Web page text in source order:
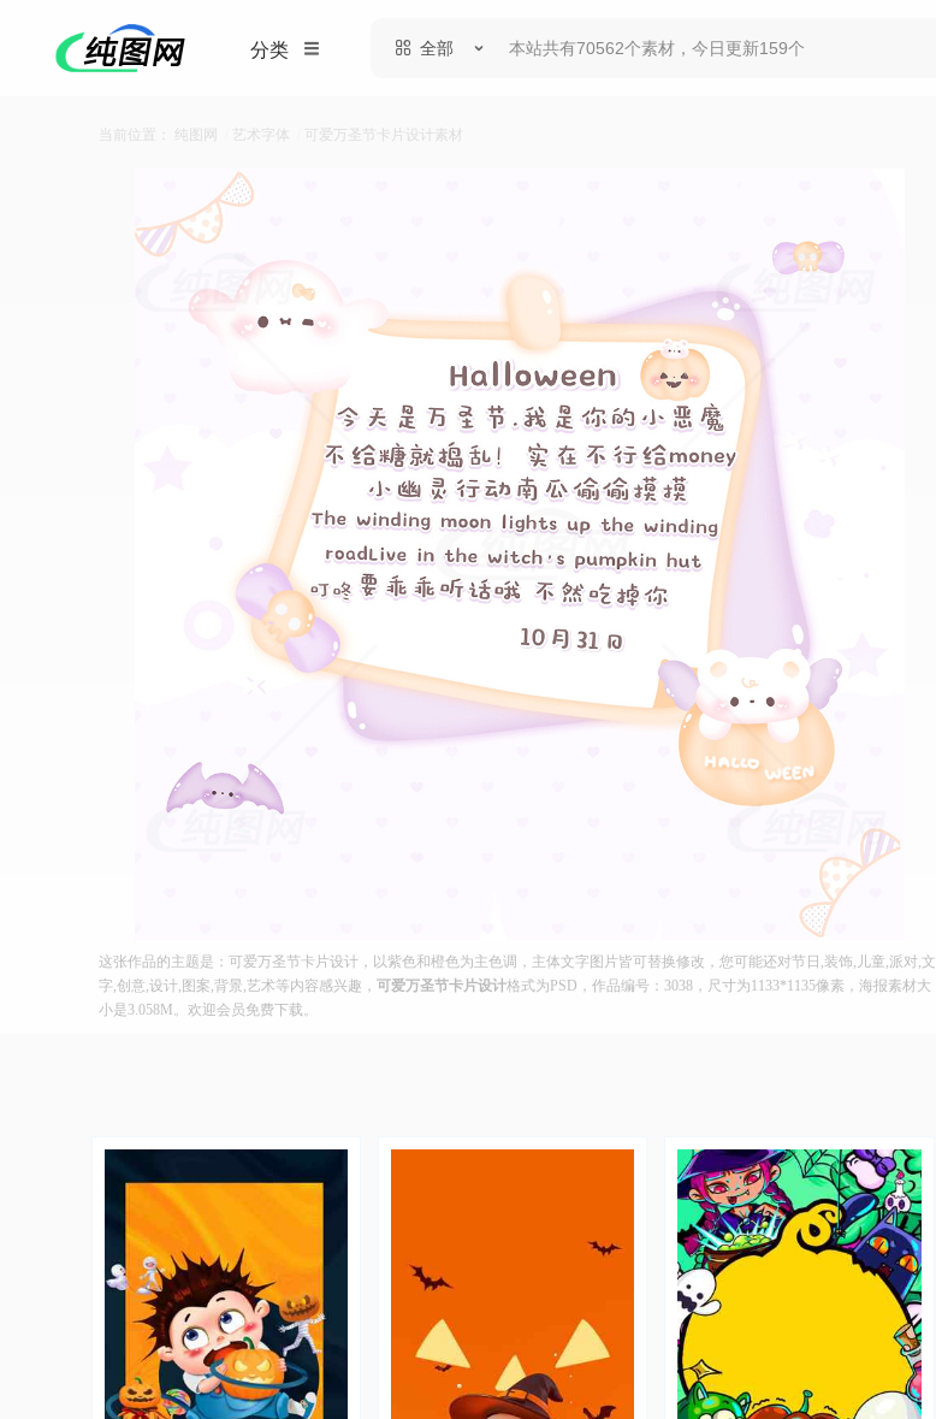
分类 全部
当前位置： 纯图网 艺术字体 可爱万圣节卡片设计素材
这张作品的主题是：可爱万圣节卡片设计，以紫色和橙色为主色调，主体文字图片皆可替换修改，您可能还对节日,装饰,儿童,派对,文
字,创意,设计,图案,背景,艺术等内容感兴趣， 可爱万圣节卡片设计格式为PSD，作品编号：3038，尺寸为1133*1135像素，海报素材大
小是3.058M。欢迎会员免费下载。